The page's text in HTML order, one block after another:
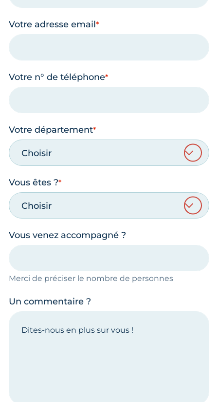
Votre adresse email
Votre n° de téléphone
Votre département
Choisir
Vous êtes ?
Choisir
Vous venez accompagné ?
Merci de préciser le nombre de personnes
Un commentaire ?